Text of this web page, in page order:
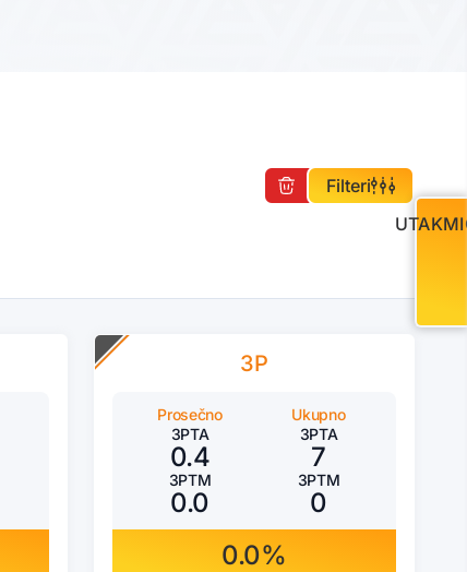
Filteri
3P
Prosečno
3PTA
0.4
3PTM
0.0
Ukupno
3PTA
7
3PTM
0
0.0%